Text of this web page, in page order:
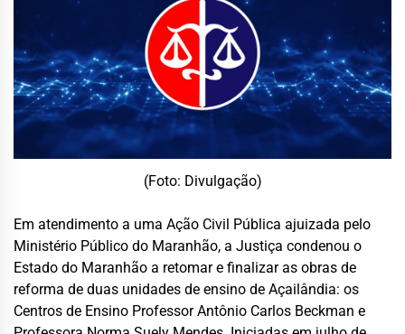
(Foto: Divulgação)
Em atendimento a uma Ação Civil Pública ajuizada pelo
Ministério Público do Maranhão, a Justiça condenou o
Estado do Maranhão a retomar e finalizar as obras de
reforma de duas unidades de ensino de Açailândia: os
Centros de Ensino Professor Antônio Carlos Beckman e